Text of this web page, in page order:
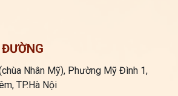
Nhân Mỹ), Phường Mỹ Đình 1,
TP.Hà Nội